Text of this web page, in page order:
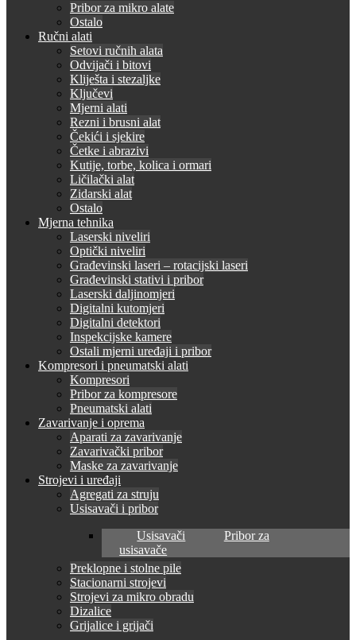
Pribor za mikro alate
Ostalo
Ručni alati
Setovi ručnih alata
Odvijači i bitovi
Kliješta i stezaljke
Ključevi
Mjerni alati
Rezni i brusni alat
Čekići i sjekire
Četke i abrazivi
Kutije, torbe, kolica i ormari
Ličilački alat
Zidarski alat
Ostalo
Mjerna tehnika
Laserski niveliri
Optički niveliri
Građevinski laseri – rotacijski laseri
Građevinski stativi i pribor
Laserski daljinomjeri
Digitalni kutomjeri
Digitalni detektori
Inspekcijske kamere
Ostali mjerni uređaji i pribor
Kompresori i pneumatski alati
Kompresori
Pribor za kompresore
Pneumatski alati
Zavarivanje i oprema
Aparati za zavarivanje
Zavarivački pribor
Maske za zavarivanje
Strojevi i uređaji
Agregati za struju
Usisavači i pribor
Usisavači
Pribor za
usisavače
Preklopne i stolne pile
Stacionarni strojevi
Strojevi za mikro obradu
Dizalice
Grijalice i grijači